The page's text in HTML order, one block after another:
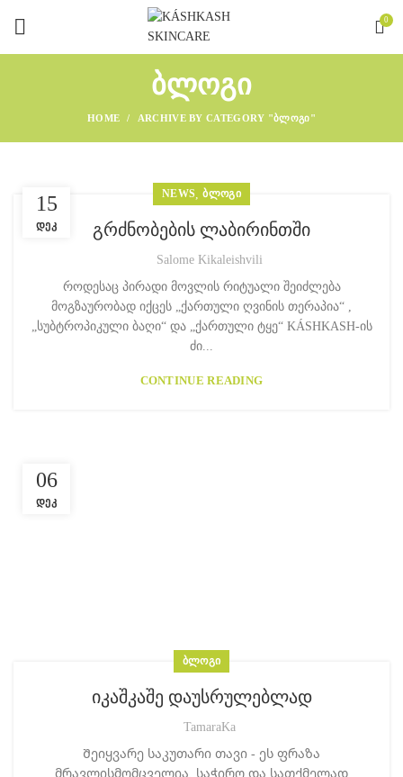
0
ᲑᲚᲝᲒᲘ
HOME ARCHIVE BY CATEGORY "ᲑᲚᲝᲒᲘ"
15
ᲓᲔᲙ
NEWS,ᲑᲚᲝᲒᲘ
გრძნობების ლაბირინთში
Salome Kikaleishvili
როდესაც პირადი მოვლის რიტუალი შეიძლება
მოგზაურობად იქცეს „ქართული ღვინის თერაპია“ ,
„სუბტროპიკული ბაღი“ და „ქართული ტყე“ KÁSHKASH-ის
ძი...
CONTINUE READING
06
ᲓᲔᲙ
ᲑᲚᲝᲒᲘ
იკაშკაშე დაუსრულებლად
TamaraKa
Შეიყვარე საკუთარი თავი - ეს ფრაზა
მრავლისმომცველია, საჭირო და სათქმელად